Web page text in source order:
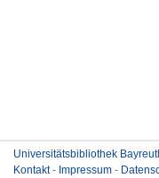
Universitätsbibliothek
Kontakt- Impressum -